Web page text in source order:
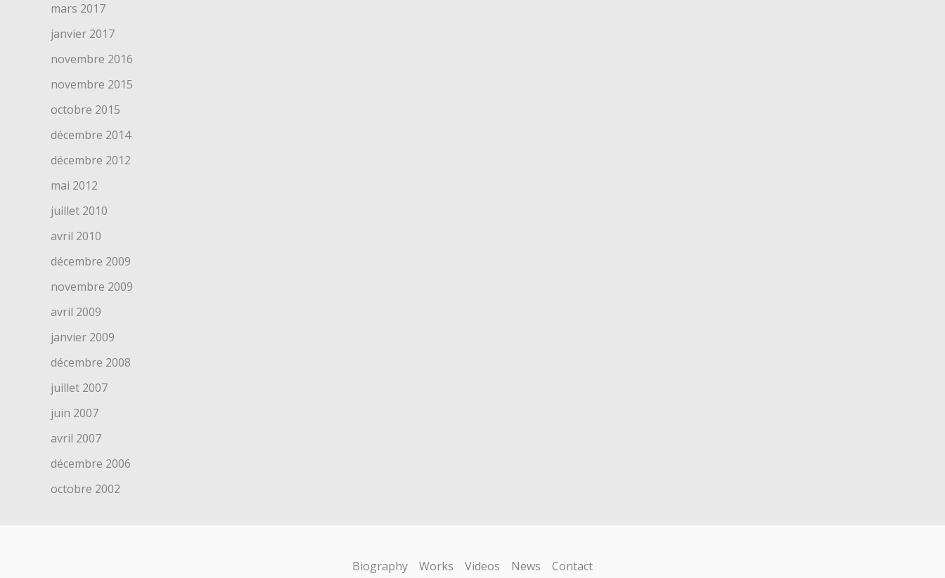
mars 2017
janvier 2017
novembre 2016
novembre 2015
octobre 2015
décembre 2014
décembre 2012
mai 2012
juillet 2010
avril 2010
décembre 2009
novembre 2009
avril 2009
janvier 2009
décembre 2008
juillet 2007
juin 2007
avril 2007
décembre 2006
octobre 2002
Biography Works Videos News Contact